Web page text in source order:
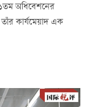
অধিবেশনের
কার্যমেয়াদ এক